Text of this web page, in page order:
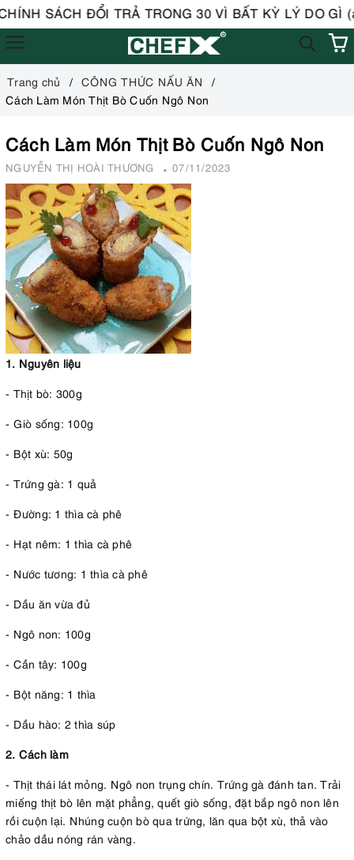
SÁCH ĐỔI TRẢ TRONG 30 VÌ BẤT KỲ LÝ DO GÌ
Trang chủ
CÔNG THỨC NẤU ĂN
Cách Làm Món Thịt Bò Cuốn Ngô Non
Cách Làm Món Thịt Bò Cuốn Ngô Non
NGUYỄN THỊ HOÀI THƯƠNG 07/11/2023
1. Nguyên liệu
- Thịt bò: 300g
- Giò sống: 100g
- Bột xù: 50g
- Trứng gà: 1 quả
- Đường: 1 thìa cà phê
- Hạt nêm: 1 thìa cà phê
- Nước tương: 1 thìa cà phê
- Dầu ăn vừa đủ
- Ngô non: 100g
- Cần tây: 100g
- Bột năng: 1 thìa
- Dầu hào: 2 thìa súp
2. Cách làm
- Thịt thái lát mỏng. Ngô non trụng chín. Trứng gà đánh tan. Trải
miếng thịt bò lên mặt phẳng, quết giò sống, đặt bắp ngô non lên
rồi cuộn lại. Nhúng cuộn bò qua trứng, lăn qua bột xù, thả vào
chảo dầu nóng rán vàng.